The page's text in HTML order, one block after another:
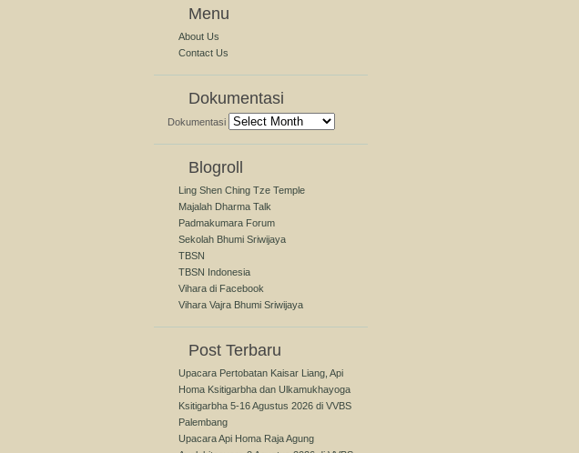
Menu
About Us
Contact Us
Dokumentasi
Dokumentasi
Blogroll
Ling Shen Ching Tze Temple
Majalah Dharma Talk
Padmakumara Forum
Sekolah Bhumi Sriwijaya
TBSN
TBSN Indonesia
Vihara di Facebook
Vihara Vajra Bhumi Sriwijaya
Post Terbaru
Upacara Pertobatan Kaisar Liang, Api
Homa Ksitigarbha dan Ulkamukhayoga
Ksitigarbha 5-16 Agustus 2026 di VVBS
Palembang
Upacara Api Homa Raja Agung